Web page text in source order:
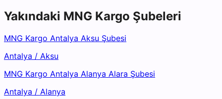
Yakındaki MNG Kargo Şubeleri
MNG Kargo Antalya Aksu Şubesi
Antalya / Aksu
MNG Kargo Antalya Alanya Alara Şubesi
Antalya / Alanya